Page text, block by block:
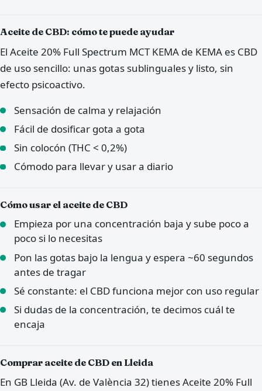
Aceite de CBD: cómo te puede ayudar
El Aceite 20% Full Spectrum MCT KEMA de KEMA es CBD
de uso sencillo: unas gotas sublinguales y listo, sin
efecto psicoactivo.
Sensación de calma y relajación
Fácil de dosificar gota a gota
Sin colocón (THC < 0,2%)
Cómodo para llevar y usar a diario
Cómo usar el aceite de CBD
Empieza por una concentración baja y sube poco a
poco si lo necesitas
Pon las gotas bajo la lengua y espera ~60 segundos
antes de tragar
Sé constante: el CBD funciona mejor con uso regular
Si dudas de la concentración, te decimos cuál te
encaja
Comprar aceite de CBD en Lleida
En GB Lleida (Av. de València 32) tienes Aceite 20% Full